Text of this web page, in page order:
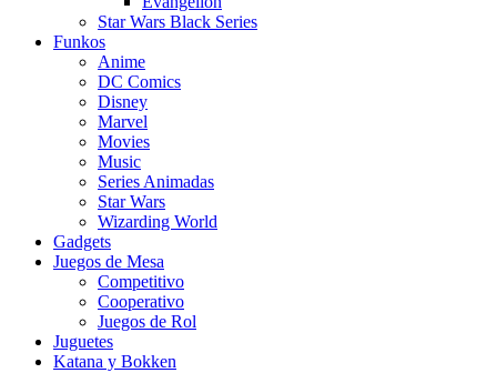
Star Wars Black Series
Funkos
Anime
DC Comics
Disney
Marvel
Movies
Music
Series Animadas
Star Wars
Wizarding World
Gadgets
Juegos de Mesa
Competitivo
Cooperativo
Juegos de Rol
Juguetes
Katana y Bokken